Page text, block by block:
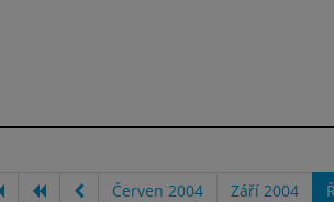
Červen 2004 Září 2004